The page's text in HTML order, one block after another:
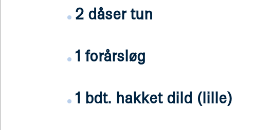
2 dåser tun
1 forårsløg
1 bdt. hakket dild (lille)